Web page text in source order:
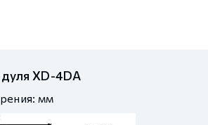
XD-4DA
мм